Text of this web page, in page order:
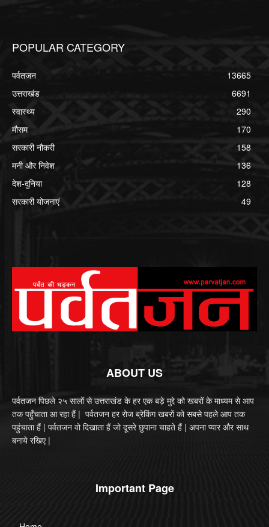
POPULAR CATEGORY
पर्वतजन
13665
उत्तराखंड
6691
स्वास्थ्य
290
मौसम
170
सरकारी नौकरी
158
मनी और निवेश
136
देश-दुनिया
128
सरकारी योजनाएं
49
ABOUT US
पर्वतजन पिछले २५ सालों से उत्तराखंड के हर एक बड़े मुद्दे को खबरों के माध्यम से आप
तक पहुँचाता आ रहा हैं | पर्वतजन हर रोज ब्रेकिंग खबरों को सबसे पहले आप तक
पहुंचाता हैं | पर्वतजन वो दिखाता हैं जो दूसरे छुपाना चाहते हैं | अपना प्यार और साथ
बनाये रखिए |
Important Page